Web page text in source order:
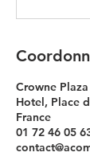
Crowne
Hotel, Place
France
01 72 46 05